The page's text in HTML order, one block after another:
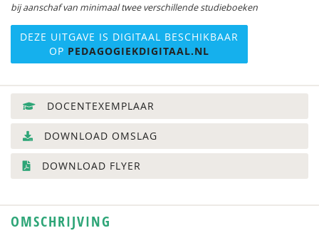
bij aanschaf van minimaal twee verschillende studieboeken
DEZE UITGAVE IS DIGITAAL BESCHIKBAAR
OP PEDAGOGIEKDIGITAAL.NL
DOCENTEXEMPLAAR
DOWNLOAD OMSLAG
DOWNLOAD FLYER
OMSCHRIJVING